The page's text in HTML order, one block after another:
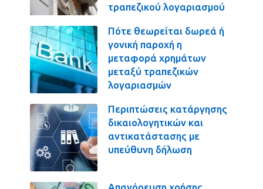
τραπεζικού λογαριασμού
Πότε θεωρείται δωρεά ή
γονική παροχή η
μεταφορά χρημάτων
μεταξύ τραπεζικών
λογαριασμών
Περιπτώσεις κατάργησης
δικαιολογητικών και
αντικατάστασης με
υπεύθυνη δήλωση